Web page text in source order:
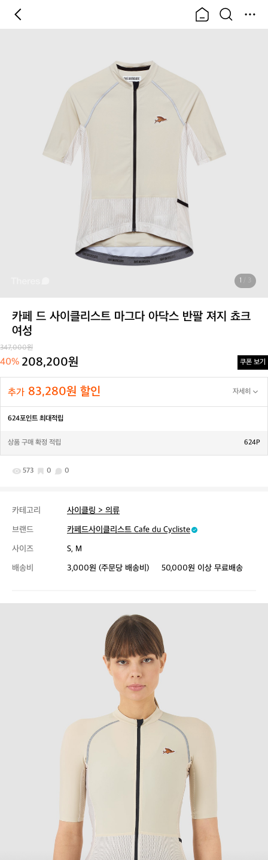
1 / 3
카페 드 사이클리스트 마그다 아닥스 반팔 져지 쵸크
여성
347,000원
40% 208,200원 쿠폰 보기
추가 83,280원 할인 자세히
624포인트 최대적립
상품 구매 확정 적립 624P
573 0 0
카테고리
사이클링 > 의류
브랜드
카페드사이클리스트 Cafe du Cycliste
사이즈
S, M
배송비
3,000원 (주문당 배송비) 50,000원 이상 무료배송